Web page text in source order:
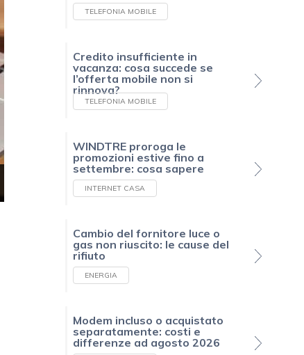
TELEFONIA MOBILE
Credito insufficiente in
vacanza: cosa succede se
l’offerta mobile non si
rinnova?
TELEFONIA MOBILE
WINDTRE proroga le
promozioni estive fino a
settembre: cosa sapere
INTERNET CASA
Cambio del fornitore luce o
gas non riuscito: le cause del
rifiuto
ENERGIA
Modem incluso o acquistato
separatamente: costi e
differenze ad agosto 2026